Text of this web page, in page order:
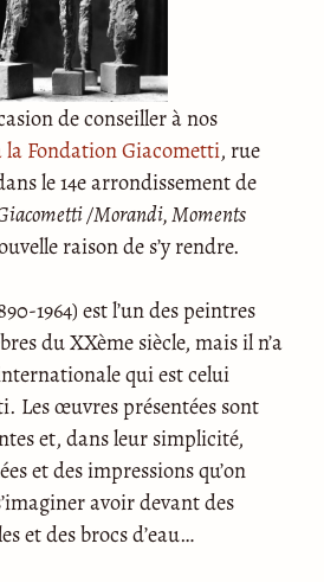
de conseiller à nos
la Fondation Giacometti, rue
le 14e arrondissement de
/Morandi, Moments
raison de s’y rendre.
1964) est l’un des peintres
du XXème siècle, mais il n’a
qui est celui
Les œuvres présentées sont
et, dans leur simplicité,
et des impressions qu’on
avoir devant des
et des brocs d’eau…